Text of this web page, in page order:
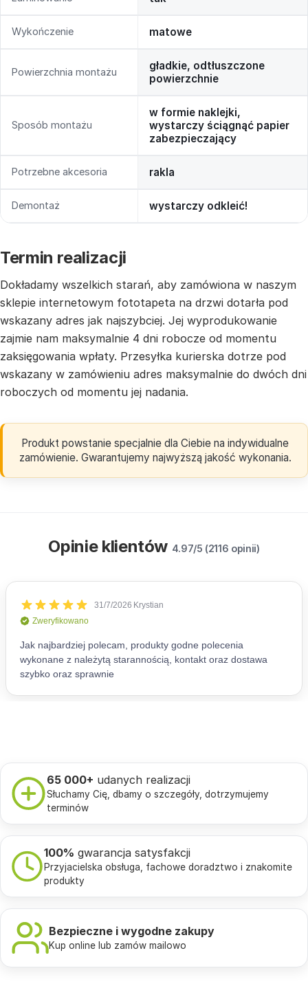
Wykończenie matowe
Powierzchnia montażu
gładkie, odtłuszczone
powierzchnie
Sposób montażu
w formie naklejki,
wystarczy ściągnąć papier
zabezpieczający
Potrzebne akcesoria rakla
Demontaż wystarczy odkleić!
Termin realizacji
Dokładamy wszelkich starań, aby zamówiona w naszym
sklepie internetowym fototapeta na drzwi dotarła pod
wskazany adres jak najszybciej. Jej wyprodukowanie
zajmie nam maksymalnie 4 dni robocze od momentu
zaksięgowania wpłaty. Przesyłka kurierska dotrze pod
wskazany w zamówieniu adres maksymalnie do dwóch dni
roboczych od momentu jej nadania.
Produkt powstanie specjalnie dla Ciebie na indywidualne
zamówienie. Gwarantujemy najwyższą jakość wykonania.
Opinie klientów 4.97/5 (2116 opinii)
65 000+ udanych realizacji
Słuchamy Cię, dbamy o szczegóły, dotrzymujemy
terminów
100% gwarancja satysfakcji
Przyjacielska obsługa, fachowe doradztwo i znakomite
produkty
Bezpieczne i wygodne zakupy
Kup online lub zamów mailowo